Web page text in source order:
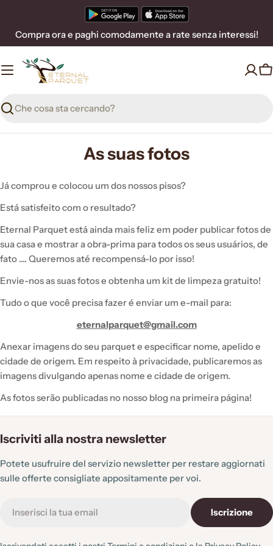
contenuto
Compra ora e paghi comodamente a rate senza interessi!
Ricerca
As suas fotos
Já comprou e colocou um dos nossos pisos?
Está satisfeito com o resultado?
Eternal Parquet está ainda mais feliz em poder publicar fotos de
sua casa e mostrar a obra-prima para todos os seus usuários, de
fato .... Queremos até recompensá-lo por isso!
Envie-nos as suas fotos e obtenha um kit de limpeza gratuito!
Tudo o que você precisa fazer é enviar um e-mail para:
eternalparquet@gmail.com
Anexar imagens do seu parquet e especificar nome, apelido e
cidade de origem. Em respeito à privacidade, publicaremos as
imagens divulgando apenas nome e cidade de origem.
As fotos serão publicadas no nosso blog na primeira página!
Iscriviti alla nostra newsletter
Potete usufruire del servizio newsletter per restare aggiornati
sulle offerte consigliate appositamente per voi.
mail
Iscrizione